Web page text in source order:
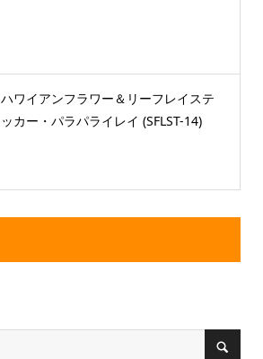
ハワイアンフラワー＆リーフレイステ
ッカー・パラパライレイ (SFLST-14)